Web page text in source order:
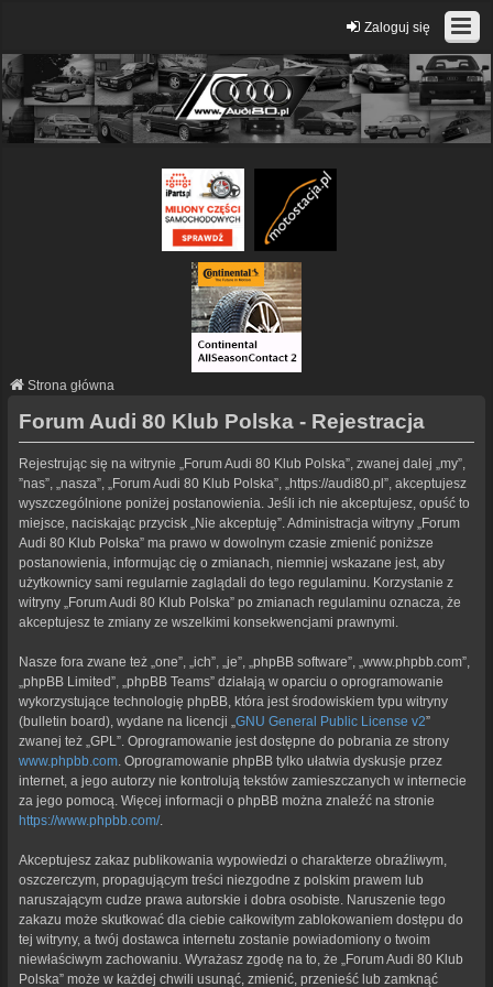
Zaloguj się
Strona główna
Forum Audi 80 Klub Polska - Rejestracja
Rejestrując się na witrynie „Forum Audi 80 Klub Polska”, zwanej dalej „my”,
”nas”, „nasza”, „Forum Audi 80 Klub Polska”, „https://audi80.pl”, akceptujesz
wyszczególnione poniżej postanowienia. Jeśli ich nie akceptujesz, opuść to
miejsce, naciskając przycisk „Nie akceptuję”. Administracja witryny „Forum
Audi 80 Klub Polska” ma prawo w dowolnym czasie zmienić poniższe
postanowienia, informując cię o zmianach, niemniej wskazane jest, aby
użytkownicy sami regularnie zaglądali do tego regulaminu. Korzystanie z
witryny „Forum Audi 80 Klub Polska” po zmianach regulaminu oznacza, że
akceptujesz te zmiany ze wszelkimi konsekwencjami prawnymi.
Nasze fora zwane też „one”, „ich”, „je”, „phpBB software”, „www.phpbb.com”,
„phpBB Limited”, „phpBB Teams” działają w oparciu o oprogramowanie
wykorzystujące technologię phpBB, która jest środowiskiem typu witryny
(bulletin board), wydane na licencji „GNU General Public License v2”
zwanej też „GPL”. Oprogramowanie jest dostępne do pobrania ze strony
www.phpbb.com. Oprogramowanie phpBB tylko ułatwia dyskusje przez
internet, a jego autorzy nie kontrolują tekstów zamieszczanych w internecie
za jego pomocą. Więcej informacji o phpBB można znaleźć na stronie
https://www.phpbb.com/.
Akceptujesz zakaz publikowania wypowiedzi o charakterze obraźliwym,
oszczerczym, propagującym treści niezgodne z polskim prawem lub
naruszającym cudze prawa autorskie i dobra osobiste. Naruszenie tego
zakazu może skutkować dla ciebie całkowitym zablokowaniem dostępu do
tej witryny, a twój dostawca internetu zostanie powiadomiony o twoim
niewłaściwym zachowaniu. Wyrażasz zgodę na to, że „Forum Audi 80 Klub
Polska” może w każdej chwili usunąć, zmienić, przenieść lub zamknąć